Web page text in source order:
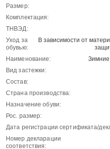
Размер:
Комплектация:
ТНВЭД:
Уход за
обувью:
В зависимости от
Наименование:
Вид застежки:
Состав:
Страна производства:
Назначение обуви:
Рос. размер:
Дата регистрации сертификата/
Номер декларации
соответствия: